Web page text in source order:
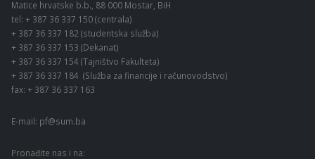
Matice hrvatske b.b., 88 000 Mostar, BiH
tel: + 387 36 337 150 (centrala)
+ 387 36 337 182 (studentska služba)
+ 387 36 337 153 (Dekanat)
+ 387 36 337 154 (Tajništvo Fakulteta)
+ 387 36 337 184 (Služba za financije i računovodstvo)
fax: + 387 36 337 163
E-mail: pf@sum.ba
Pronađite nas i na: